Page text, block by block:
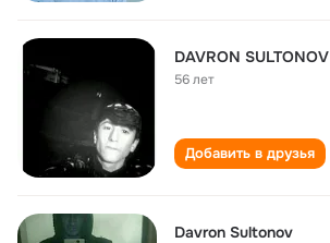
DAVRON SULTONOV
56 лет
Добавить в друзья
Davron Sultonov